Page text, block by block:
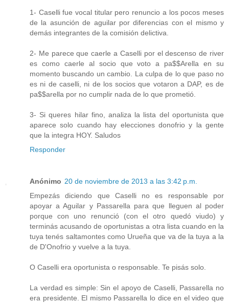
1- Caselli fue vocal titular pero renuncio a los pocos meses
de la asunción de aguilar por diferencias con el mismo y
demás integrantes de la comisión delictiva.
2- Me parece que caerle a Caselli por el descenso de river
es como caerle al socio que voto a pa$$Arella en su
momento buscando un cambio. La culpa de lo que paso no
es ni de caselli, ni de los socios que votaron a DAP, es de
pa$$arella por no cumplir nada de lo que prometió.
3- Si queres hilar fino, analiza la lista del oportunista que
aparece solo cuando hay elecciones donofrio y la gente
que la integra HOY. Saludos
Responder
Anónimo 20 de noviembre de 2013 a las 3:42 p.m.
Empezás diciendo que Caselli no es responsable por
apoyar a Aguilar y Passarella para que lleguen al poder
porque con uno renunció (con el otro quedó viudo) y
terminás acusando de oportunistas a otra lista cuando en la
tuya tenés saltamontes como Urueña que va de la tuya a la
de D'Onofrio y vuelve a la tuya.
O Caselli era oportunista o responsable. Te pisás solo.
La verdad es simple: Sin el apoyo de Caselli, Passarella no
era presidente. El mismo Passarella lo dice en el video que